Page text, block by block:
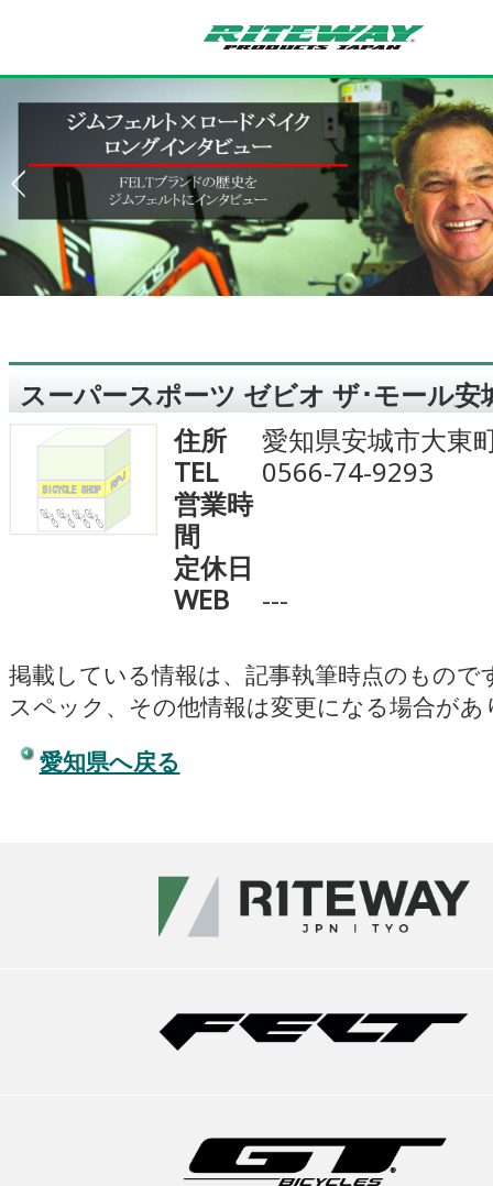
スーパースポーツ ゼビオ ザ･モール安
住所
愛知県安城市大東
TEL
0566-74-9293
営業時
間
定休日
WEB
---
掲載している情報は、記事執筆時点のもので
スペック、その他情報は変更になる場合があ
愛知県へ戻る